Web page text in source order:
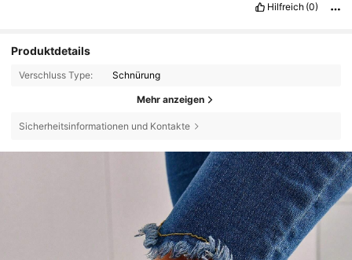
Hilfreich (0)
Produktdetails
Verschluss Type: Schnürung
Mehr anzeigen
Sicherheitsinformationen und Kontakte